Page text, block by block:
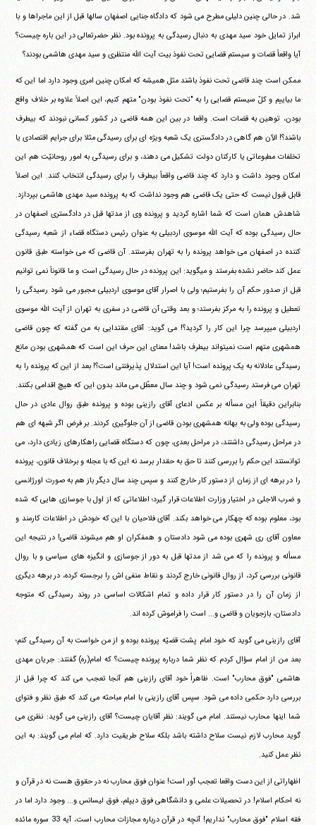
شد. در حالی چنین دلیلی مطرح می شود که دادگاه جنایی اصفهان سالها قبل از این ماجراها و با
ابراز تمایل خود سید مهدی به دنبال رسیدگی به پرونده بود. نظر حضرتعالی در این باره چیست؟
آیا واقعاً قضات و سیستم قضایی تحت نفوذ بیت آیت الله منتظری و سید مهدی هاشمی بودند؟
ممکن است چند قاضی تحت نفوذ باشند مثل همیشه که امکان چنین امری وجود دارد اما این که
ما بیاییم و کلّ سیستم قضایی را به "تحت نفوذ بودن" متهم کنیم، این اصلاً علاوه بر خلاف واقع
بودن، توهین به قضات است. واقعا در بین این همه قاضی در کشور کسانی نبودند که بیطرف
باشند؟! الآن هم گاهی در دادگستری یک شعبه ویژه ای برای رسیدگی مثلا برای جرایم اقتصادی یا
تخلفات مطبوعاتی یا کارکنان دولت تشکیل می دهند، و برای رسیدگی به امور روحانیّت هم این
امکان وجود داشت و دارد که چند قاضی واقعاً بیطرف را برای رسیدگی انتخاب کنند. این اصلاً
قابل قبول نیست که حتی یک قاضی هم وجود نداشت که به پرونده سید مهدی هاشمی بپردازد.
شاهدش همان است که شما اشاره کردید و پرونده وی از مدتها قبل در دادگستری اصفهان در
حال رسیدگی بوده که آیت الله موسوی اردبیلی به عنوان رئیس دستگاه قضاء از شعبه رسیدگی
کننده در اصفهان می خواهد پرونده را به تهران بفرستند. آن قاضی که می خواسته طبق قانون
عمل کند حاضر نشده بفرستد و میگوید: این پرونده در حال رسیدگی است و ما قانوناً نمی توانیم
قبل از صدور حکم آن را بفرستیم؛ ولی با اصرار آقای موسوی اردبیلی مجبور می شود رسیدگی را
تعطیل و پرونده را به مرکز بفرستد؛ و بعد وقتی آن قاضی در سفری به تهران از آیت الله موسوی
اردبیلی میپرسد چرا این کار را کردید؟! می گوید: آقای مقتدایی به من گفته که چون قاضی
همشهری متهم است نمیتواند بیطرف باشد! معنای این حرف این است که همشهری بودن مانع
رسیدگی عادلانه به یک پرونده است! آیا این استدلال پذیرفتنی است؟! بعد از این که پرونده را به
تهران می فرستد رسیدگی نمی شود و چند سال معطّل می ماند بدون این که هیچ اقدامی بکنند.
بنابراین دقیقاً این مسأله بر عکس ادعای آقای رازینی بوده و پرونده طبق روال عادی در حال
رسیدگی بوده ولی به بهانه همشهری بودن قاضی از آن جلوگیری کردند. بر فرض اگر شبهه ای هم
در مراحل رسیدگی داشتند، در مراحل بعدی، چون که دستگاه قضایی راهکارهای زیادی دارد، می
توانستند این حکم را بررسی کنند تا حق به حقدار برسد نه این که با عجله و برخلاف قانون، پرونده
را در برهه ای از زمان از دستور کار خارج کنند و سپس چند سال دیگر باز هم به صورت اورژانسی
و ضرب الاجلی در اختیار وزارت اطلاعات قرار گیرد؛ اطلاعاتی که از اول با جوسازی هایی که شده
بود، معلوم بوده که چهکار می خواهد بکند. آقای فلاحیان با این که خودش در اطلاعات کارمند و
معاون آقای ری شهری بوده می شود دادستان و همفکران او هم میشوند قاضی! در نتیجه این
مسأله و پرونده را که می شد از مدتها قبل به دور از جوسازی و انگیزه های سیاسی و با روال
قانونی بررسی کرد، از روال قانونی خارج کردند و نقاط منفی اش را برجسته کرده، در برهه دیگری
از زمان آن را در دستور کار قرار داده و تمام اشکالات اساسی در روند رسیدگی که متوجه
دادستان، بازجویان و قاضی و... است را فراموش کرده اند.
آقای رازینی می گوید که خود امام پشت قضیّه پرونده بوده و از من خواست به آن رسیدگی کنم؛
بعد من از امام سؤال کردم که نظر شما درباره پرونده چیست؟ که امام(ره) گفتند: جریان مهدی
هاشمی "فوق محارب" است. ظاهراً خود آقای رازینی هم آنجا تعجب می کند که چرا قبل از
بررسی دارد حکمی داده می شود. سپس آقای رازینی با امام مباحثه می کند که طبق نظر و فتوای
شما اینها محارب نیستند. امام می گویند: نظر آقایان چیست؟ آقای رازینی می گوید: نظری می
گوید محارب لازم نیست سلاح داشته باشد بلکه سلاح طریقیت دارد. که امام می گویند: به این
نظر عمل کنید.
اظهاراتی از این دست واقعا تعجب آور است! عنوان فوق محارب نه در حقوق هست نه در قرآن و
نه احکام اسلام! در تحصیلات علمی و دانشگاهی فوق دیپلم، فوق لیسانس و... وجود دارد اما در
فقه اسلام "فوق محارب" نداریم! آنچه در قرآن درباره مجازات محارب است، آیه 33 سوره مائده